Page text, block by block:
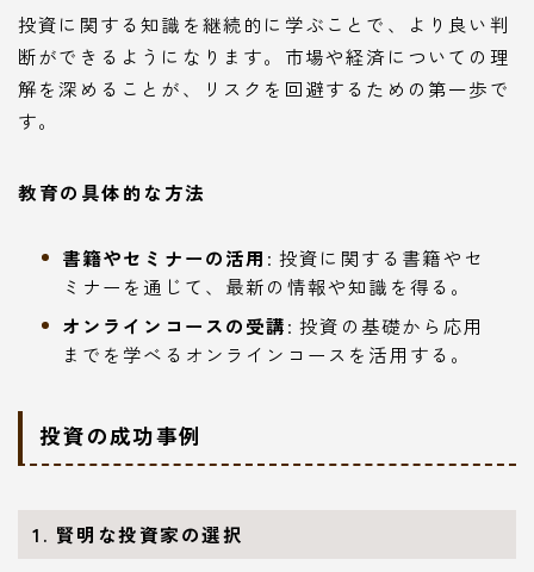
投資に関する知識を継続的に学ぶことで、より良い判
断ができるようになります。市場や経済についての理
解を深めることが、リスクを回避するための第一歩で
す。
教育の具体的な方法
書籍やセミナーの活用 : 投資に関する書籍やセ
ミナーを通じて、最新の情報や知識を得る。
オンラインコースの受講: 投資の基礎から応用
までを学べるオンラインコースを活用する。
投資の成功事例
1. 賢明な投資家の選択